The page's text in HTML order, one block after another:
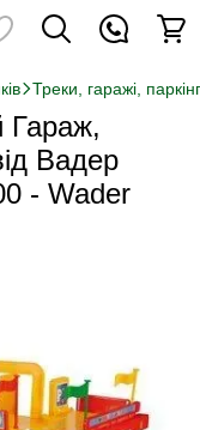
Треки, гаражі,
Гараж,
Вадер
- Wader